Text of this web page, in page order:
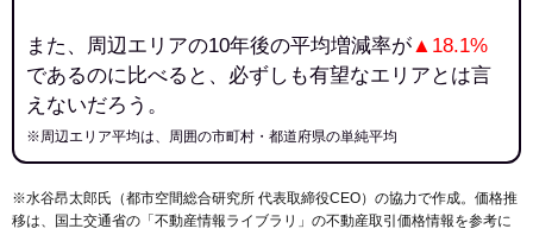
また、周辺エリアの10年後の平均増減率が▲18.1%
であるのに比べると、必ずしも有望なエリアとは言
えないだろう。
※周辺エリア平均は、周囲の市町村・都道府県の単純平均
※水谷昂太郎氏（都市空間総合研究所 代表取締役CEO）の協力で作成。価格推
移は、国土交通省の「 不動産情報ライブラリ 」の不動産取引価格情報を参考に